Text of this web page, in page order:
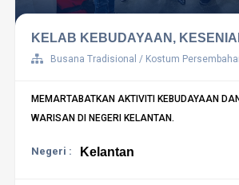
KELAB KEBUDAYAAN,
Busana Tradisional / Kostum
MEMARTABATKAN AKTIVITI KEBUDAYAAN
WARISAN DI NEGERI KELANTAN.
Negeri : Kelantan